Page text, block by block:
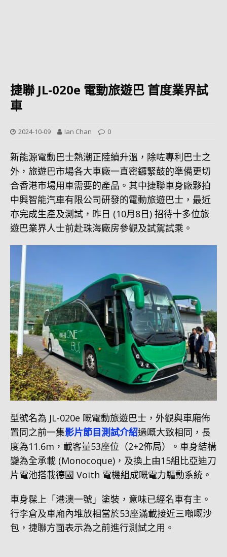
捷聯 JL-020e 電動旅遊巴 首度業界試
車
2024-10-09 Ian Chan 0
新能源電動巴士熱潮正陸續升溫，除咗專利巴士之
外，旅遊巴市場各大車廠一直密鑼緊鼓的準備更切
合香港市場用車需要的產品。其中捷聯車身廠夥拍
中興智能汽車有限公司研發的電動旅遊巴士，最近
亦完成生產及測試，昨日 (10月8日) 招待十多位旅
遊巴業界人士前赴珠海廠房參觀及試駕試乘。
型號名為 JL-020e 嘅電動旅遊巴士，外觀與車廂佈
置同之前一集影片節目測試介紹過嘅大致相同，長
度為11.6m，載客量53座位（2+2佈局）。車身結構
變為全承載 (Monocoque)，及換上由15組比亞迪刀
片電池搭載德國 Voith 電機組成嘅電力驅動系統。
車身髹上「港澳一號」塗裝，意味已經名車有主。
行李倉及車廂內堆放相當於53座滿載接近三噸嘅沙
包，捷聯方面表示為之前進行測試之用。